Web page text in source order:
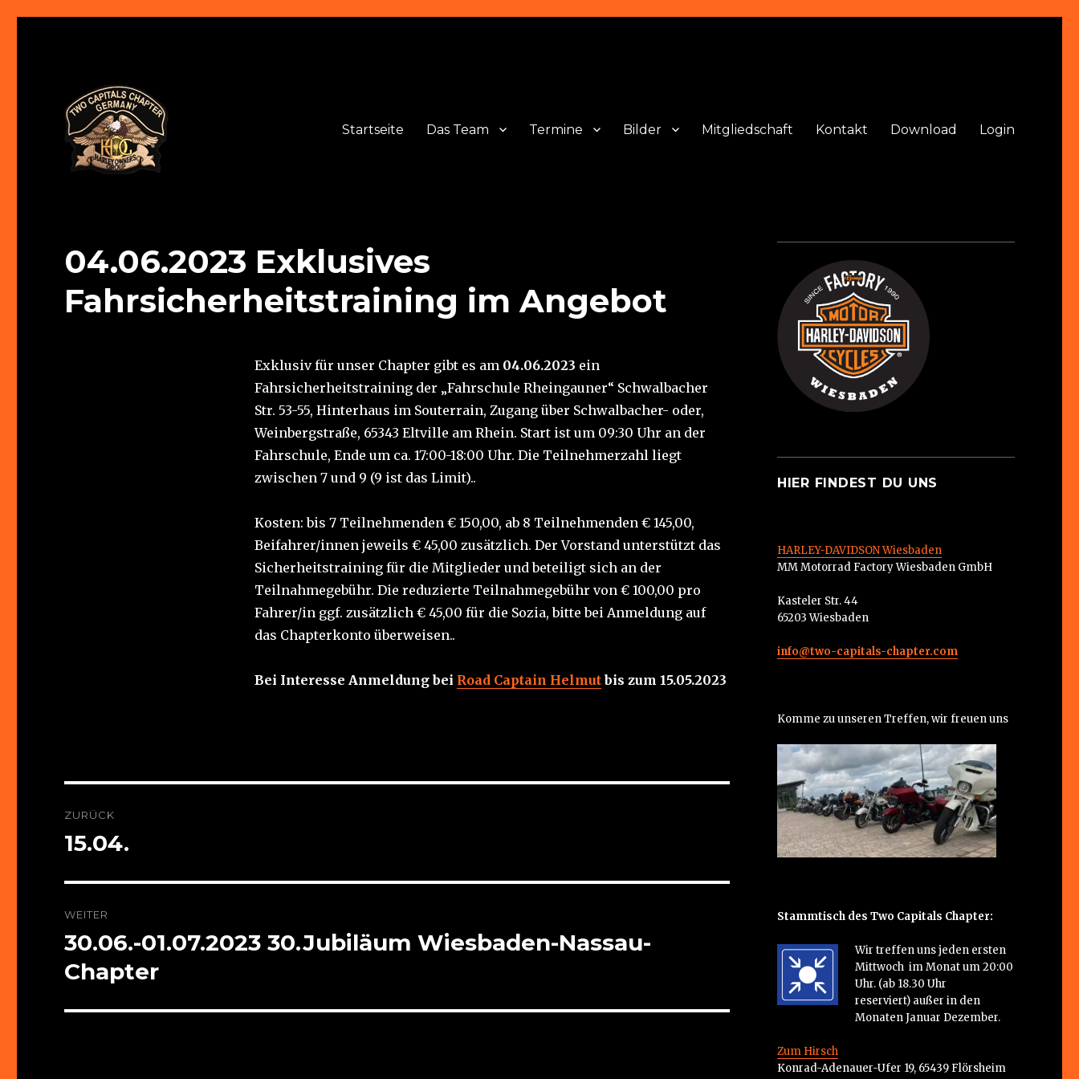
Startseite Das Team Termine Bilder Mitgliedschaft Kontakt Download Login
04.06.2023 Exklusives
Fahrsicherheitstraining im Angebot
Exklusiv für unser Chapter gibt es am 04.06.2023 ein
Fahrsicherheitstraining der „Fahrschule Rheingauner“ Schwalbacher
Str. 53-55, Hinterhaus im Souterrain, Zugang über Schwalbacher- oder,
Weinbergstraße, 65343 Eltville am Rhein. Start ist um 09:30 Uhr an der
Fahrschule, Ende um ca. 17:00-18:00 Uhr. Die Teilnehmerzahl liegt
zwischen 7 und 9 (9 ist das Limit)..
Kosten: bis 7 Teilnehmenden € 150,00, ab 8 Teilnehmenden € 145,00,
Beifahrer/innen jeweils € 45,00 zusätzlich. Der Vorstand unterstützt das
Sicherheitstraining für die Mitglieder und beteiligt sich an der
Teilnahmegebühr. Die reduzierte Teilnahmegebühr von € 100,00 pro
Fahrer/in ggf. zusätzlich € 45,00 für die Sozia, bitte bei Anmeldung auf
das Chapterkonto überweisen..
Bei Interesse Anmeldung bei Road Captain Helmut bis zum 15.05.2023
ZURÜCK
Vorheriger
15.04.
WEITER
Nächster
Beitrag:
30.06.-01.07.2023 30.Jubiläum Wiesbaden-Nassau-
Chapter
HIER FINDEST DU UNS
HARLEY-DAVIDSON Wiesbaden
MM Motorrad Factory Wiesbaden GmbH
Kasteler Str. 44
65203 Wiesbaden
info@two-capitals-chapter.com
Komme zu unseren Treffen, wir freuen uns
Stammtisch des Two Capitals Chapter:
Wir treffen uns jeden ersten
Mittwoch im Monat um 20:00
Uhr. (ab 18.30 Uhr
reserviert) außer in den
Monaten Januar Dezember.
Zum Hirsch
Konrad-Adenauer-Ufer 19, 65439 Flörsheim